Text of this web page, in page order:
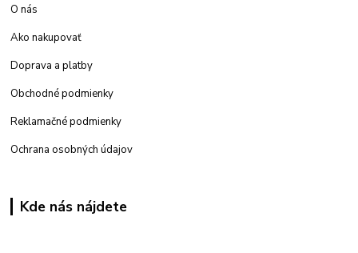
O nás
Ako nakupovať
Doprava a platby
Obchodné podmienky
Reklamačné podmienky
Ochrana osobných údajov
Kde nás nájdete